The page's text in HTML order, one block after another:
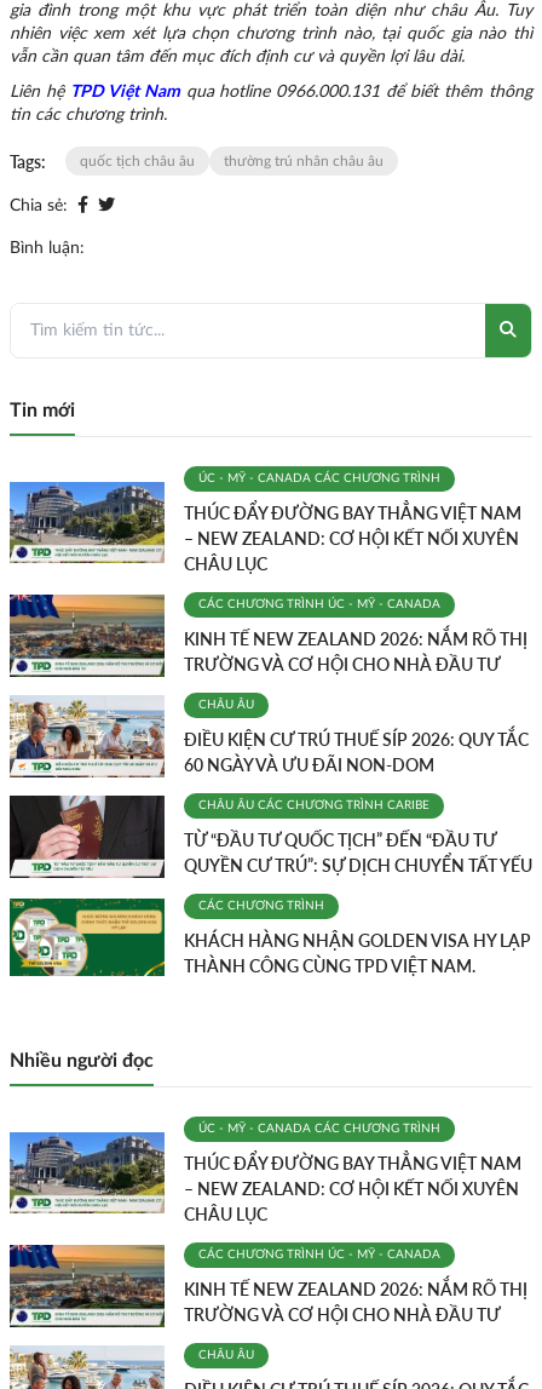
gia đình trong một khu vực phát triển toàn diện như châu Âu. Tuy
nhiên việc xem xét lựa chọn chương trình nào, tại quốc gia nào thì
vẫn cần quan tâm đến mục đích định cư và quyền lợi lâu dài.
Liên hệ TPD Việt Namqua hotline 0966.000.131 để biết thêm thông
tin các chương trình.
Tags: quốc tịch châu âu thường trú nhân châu âu
Chia sẻ:
Bình luận:
Tin mới
ÚC - MỸ - CANADA CÁC CHƯƠNG TRÌNH
THÚC ĐẨY ĐƯỜNG BAY THẲNG VIỆT NAM
– NEW ZEALAND: CƠ HỘI KẾT NỐI XUYÊN
CHÂU LỤC
CÁC CHƯƠNG TRÌNH ÚC - MỸ - CANADA
KINH TẾ NEW ZEALAND 2026: NẮM RÕ THỊ
TRƯỜNG VÀ CƠ HỘI CHO NHÀ ĐẦU TƯ
CHÂU ÂU
ĐIỀU KIỆN CƯ TRÚ THUẾ SÍP 2026: QUY TẮC
60 NGÀY VÀ ƯU ĐÃI NON-DOM
CHÂU ÂU CÁC CHƯƠNG TRÌNH CARIBE
TỪ “ĐẦU TƯ QUỐC TỊCH” ĐẾN “ĐẦU TƯ
QUYỀN CƯ TRÚ”: SỰ DỊCH CHUYỂN TẤT YẾU
CÁC CHƯƠNG TRÌNH
KHÁCH HÀNG NHẬN GOLDEN VISA HY LẠP
THÀNH CÔNG CÙNG TPD VIỆT NAM.
Nhiều người đọc
ÚC - MỸ - CANADA CÁC CHƯƠNG TRÌNH
THÚC ĐẨY ĐƯỜNG BAY THẲNG VIỆT NAM
– NEW ZEALAND: CƠ HỘI KẾT NỐI XUYÊN
CHÂU LỤC
CÁC CHƯƠNG TRÌNH ÚC - MỸ - CANADA
KINH TẾ NEW ZEALAND 2026: NẮM RÕ THỊ
TRƯỜNG VÀ CƠ HỘI CHO NHÀ ĐẦU TƯ
CHÂU ÂU